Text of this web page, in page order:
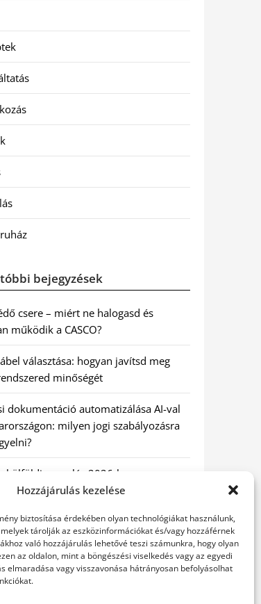
Hozzájárulás kezelése
biztosítása érdekében olyan technológiákat használunk,
tárolják az eszközinformációkat és/vagy hozzáférnek
való hozzájárulás lehetővé teszi számunkra, hogy olyan
az oldalon, mint a böngészési viselkedés vagy az egyedi
elmaradása vagy visszavonása hátrányosan befolyásolhat
bejegyzések
csere – miért ne halogasd és
működik a CASCO?
választása: hogyan javítsd meg
minőségét
dokumentáció automatizálása AI-val
milyen jogi szabályozásra
külföldi nyaralás 2026-ban
mit ellenőrizz az ár mellett?
Irodaház modern munkakörnyezetet